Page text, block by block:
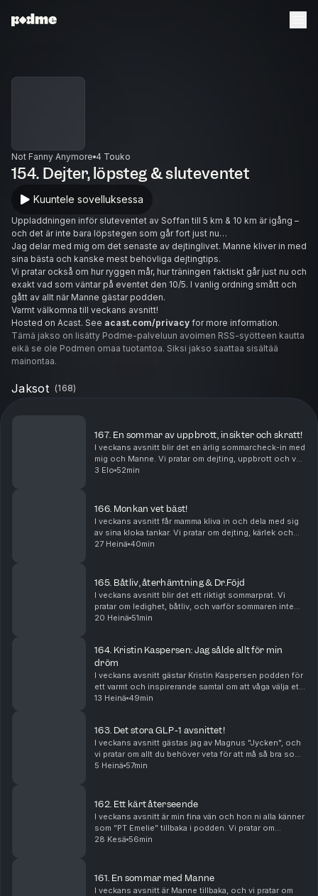
Not Fanny Anymore 4 Touko
154. Dejter, löpsteg & sluteventet
Kuuntele sovelluksessa
Uppladdningen inför sluteventet av Soffan till 5 km & 10 km är igång –
och det är inte bara löpstegen som går fort just nu…
Jag delar med mig om det senaste av dejtinglivet. Manne kliver in med
sina bästa och kanske mest behövliga dejtingtips.
Vi pratar också om hur ryggen mår, hur träningen faktiskt går just nu och
exakt vad som väntar på eventet den 10/5. I vanlig ordning smått och
gått av allt när Manne gästar podden.
Varmt välkomna till veckans avsnitt!
Hosted on Acast. See acast.com/privacy for more information.
Tämä jakso on lisätty Podme-palveluun avoimen RSS-syötteen kautta
eikä se ole Podmen omaa tuotantoa. Siksi jakso saattaa sisältää
mainontaa.
Jaksot (168)
167. En sommar av uppbrott, insikter och skratt!
I veckans avsnitt blir det en ärlig sommarcheck-in med
mig och Manne. Vi pratar om dejting, uppbrott och vad
sommaren lärt oss hittills. Hur släpper man taget om
3 Elo 52min
166. Monkan vet bäst!
I veckans avsnitt får mamma kliva in och dela med sig
av sina kloka tankar. Vi pratar om dejting, kärlek och
allt som hör till när känslorna får ta plats.Vi pratar
27 Heinä 40min
165. Båtliv, återhämtning & Dr.Föjd
I veckans avsnitt blir det ett riktigt sommarprat. Vi
pratar om ledighet, båtliv, och varför sommaren inte
längre känns som något som ställer min hälsoresa på
20 Heinä 51min
164. Kristin Kaspersen: Jag sålde allt för min
dröm
I veckans avsnitt gästar Kristin Kaspersen podden för
ett varmt och inspirerande samtal om att våga välja ett
liv som känns rätt. Kristin berättar om beslutet att sälja
13 Heinä 49min
163. Det stora GLP-1 avsnittet!
I veckans avsnitt gästas jag av Magnus "Jycken", och
vi pratar om allt du behöver veta för att må så bra som
möjligt på GLP-1-medicin. Magnus delar med sig av
5 Heinä 57min
162. Ett kärt återseende
I veckans avsnitt är min fina vän och hon ni alla känner
som ”PT Emelie” tillbaka i podden. Vi pratar om
hennes tredje graviditet och hur allt inte gick som
28 Kesä 56min
161. En sommar med Manne
I veckans avsnitt är Manne tillbaka, och vi pratar om